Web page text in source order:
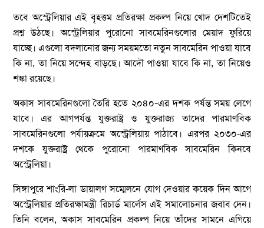
তবে অস্ট্রেলিয়ার এই বৃহত্তম প্রতিরক্ষা প্রকল্প নিয়ে খোদ দেশটিতেই
প্রশ্ন উঠছে। অস্ট্রেলিয়ার পুরোনো সাবমেরিনগুলোর মেয়াদ ফুরিয়ে
যাচ্ছে। এগুলো বদলানোর জন্য সময়মতো নতুন সাবমেরিন পাওয়া যাবে
কি না, তা নিয়ে সন্দেহ বাড়ছে। আদৌ পাওয়া যাবে কি না, তা নিয়েও
শঙ্কা রয়েছে।
অকাস সাবমেরিনগুলো তৈরি হতে ২০৪০–এর দশক পর্যন্ত সময় লেগে
যাবে। এর আগপর্যন্ত যুক্তরাষ্ট্র ও যুক্তরাজ্য তাদের পারমাণবিক
সাবমেরিনগুলো পর্যায়ক্রমে অস্ট্রেলিয়ায় পাঠাবে। এরপর ২০৩০-এর
দশকে যুক্তরাষ্ট্র থেকে পুরোনো পারমাণবিক সাবমেরিন কিনবে
অস্ট্রেলিয়া।
সিঙ্গাপুরে শাংরি-লা ডায়ালগ সম্মেলনে যোগ দেওয়ার কয়েক দিন আগে
অস্ট্রেলিয়ার প্রতিরক্ষামন্ত্রী রিচার্ড মার্লেস এই সমালোচনার জবাব দেন।
তিনি বলেন, অকাস সাবমেরিন প্রকল্প নিয়ে তাঁদের সামনে এগিয়ে